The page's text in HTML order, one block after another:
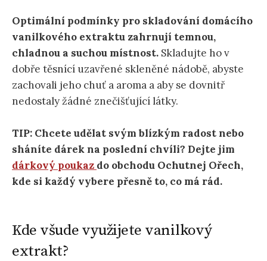
Optimální podmínky pro skladování domácího
vanilkového extraktu zahrnují temnou,
chladnou a suchou místnost. Skladujte ho v
dobře těsnící uzavřené skleněné nádobě, abyste
zachovali jeho chuť a aroma a aby se dovnitř
nedostaly žádné znečišťující látky.
TIP: Chcete udělat svým blízkým radost nebo
sháníte dárek na poslední chvíli? Dejte jim
dárkový poukaz do obchodu Ochutnej Ořech,
kde si každý vybere přesně to, co má rád.
Kde všude využijete vanilkový
extrakt?